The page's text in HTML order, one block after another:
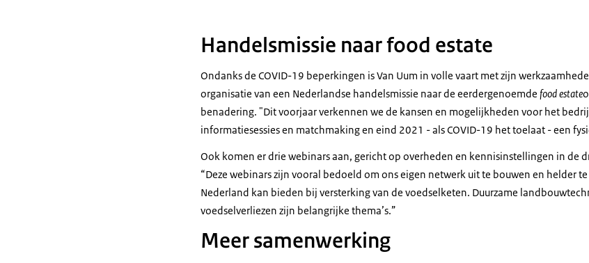
Handelsmissie naarfood estate
Ondanks de COVID-19 beperkingen is Van Uum in volle vaart met zijn
organisatie van een Nederlandse handelsmissie naar de eerdergenoemde food estate
benadering. "Dit voorjaar verkennen we de kansen en mogelijkheden voor het
informatiesessies en matchmaking en eind 2021 - als COVID-19 het toelaat - een
Ook komen er drie webinars aan, gericht op overheden en kennisinstellingen in de
“Deze webinars zijn vooral bedoeld om ons eigen netwerk uit te bouwen en helder
Nederland kan bieden bij versterking van de voedselketen. Duurzame
voedselverliezen zijn belangrijke thema’s.”
Meer samenwerking